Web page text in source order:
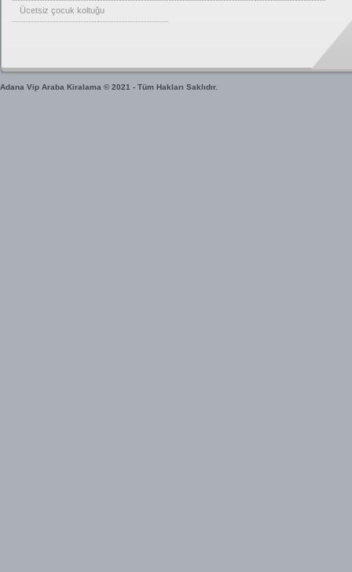
Ücetsiz çocuk koltuğu
Adana Vip Araba Kiralama © 2021 - Tüm Hakları Saklıdır.